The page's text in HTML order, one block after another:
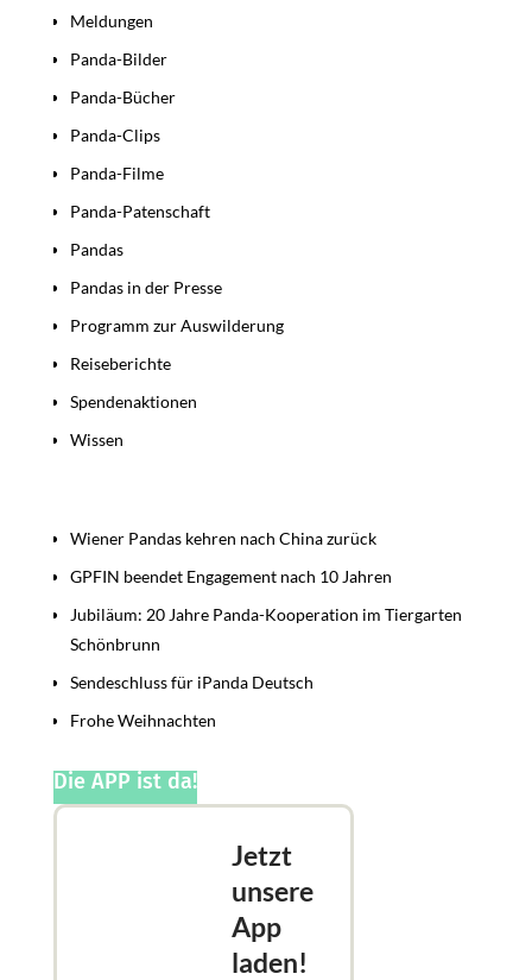
Meldungen
Panda-Bilder
Panda-Bücher
Panda-Clips
Panda-Filme
Panda-Patenschaft
Pandas
Pandas in der Presse
Programm zur Auswilderung
Reiseberichte
Spendenaktionen
Wissen
Wiener Pandas kehren nach China zurück
GPFIN beendet Engagement nach 10 Jahren
Jubiläum: 20 Jahre Panda-Kooperation im Tiergarten
Schönbrunn
Sendeschluss für iPanda Deutsch
Frohe Weihnachten
Die APP ist da!
Jetzt
unsere
App
laden!